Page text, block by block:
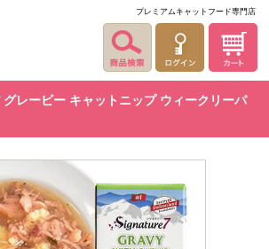
プレミアムキャットフード専門店
レービー キャットニップ ウィークリーパ